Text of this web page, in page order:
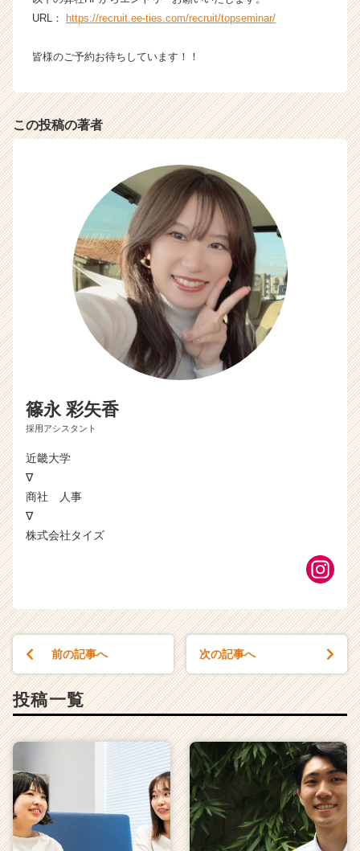
e
URL： https://recruit.ee-ties.com/recruit/topseminar/
皆様のご予約お待ちしています！！
この投稿の著者
篠永 彩矢香
採用アシスタント
近畿大学
∇
商社 人事
∇
株式会社タイズ
前の記事へ 次の記事へ
投稿一覧